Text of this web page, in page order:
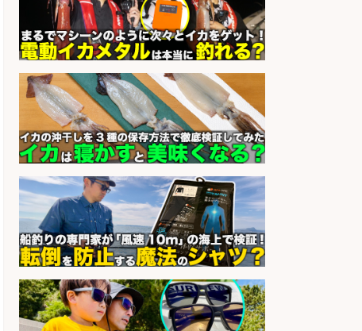
sponsored by 求人ボックス
精肉・青果・鮮魚販売/「志布志
市」お魚のカットや商品の陳列業
務/「時給1,150円〜」/時間選べる×
未経験歓迎×残業少なめ/鹿児島県/
志布志市
会社名 株式会社ホットスタッフ鹿児島
sponsored by 求人ボックス
フィッシング用品の「製品開発設
計」
sponsored by 求人ボックス